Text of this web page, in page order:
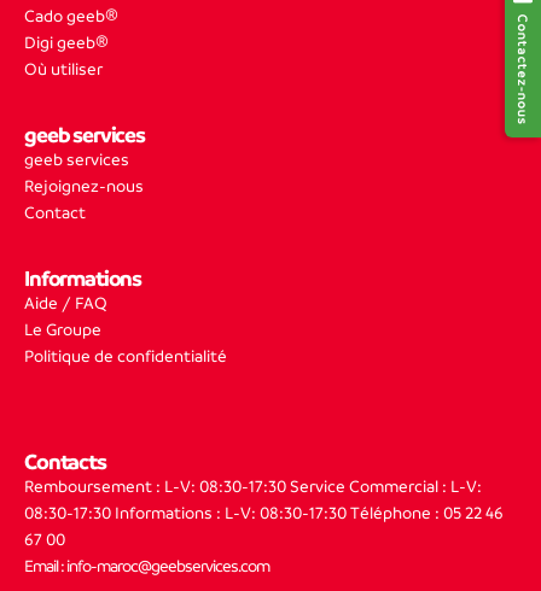
Contactez-nous
Cado geeb®
Digi geeb®
Où utiliser
geeb services
geeb services
Rejoignez-nous
Contact
Informations
Aide / FAQ
Le Groupe
Politique de confidentialité
Contacts
Remboursement : L-V: 08:30-17:30 Service Commercial : L-V:
08:30-17:30 Informations : L-V: 08:30-17:30 Téléphone : 05 22 46
67 00
Email : info-maroc@geebservices.com